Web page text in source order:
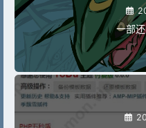
一部